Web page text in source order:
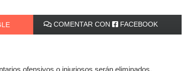
COMENTAR CON FACEBOOK
ofensivos o injuriosos serán eliminados.